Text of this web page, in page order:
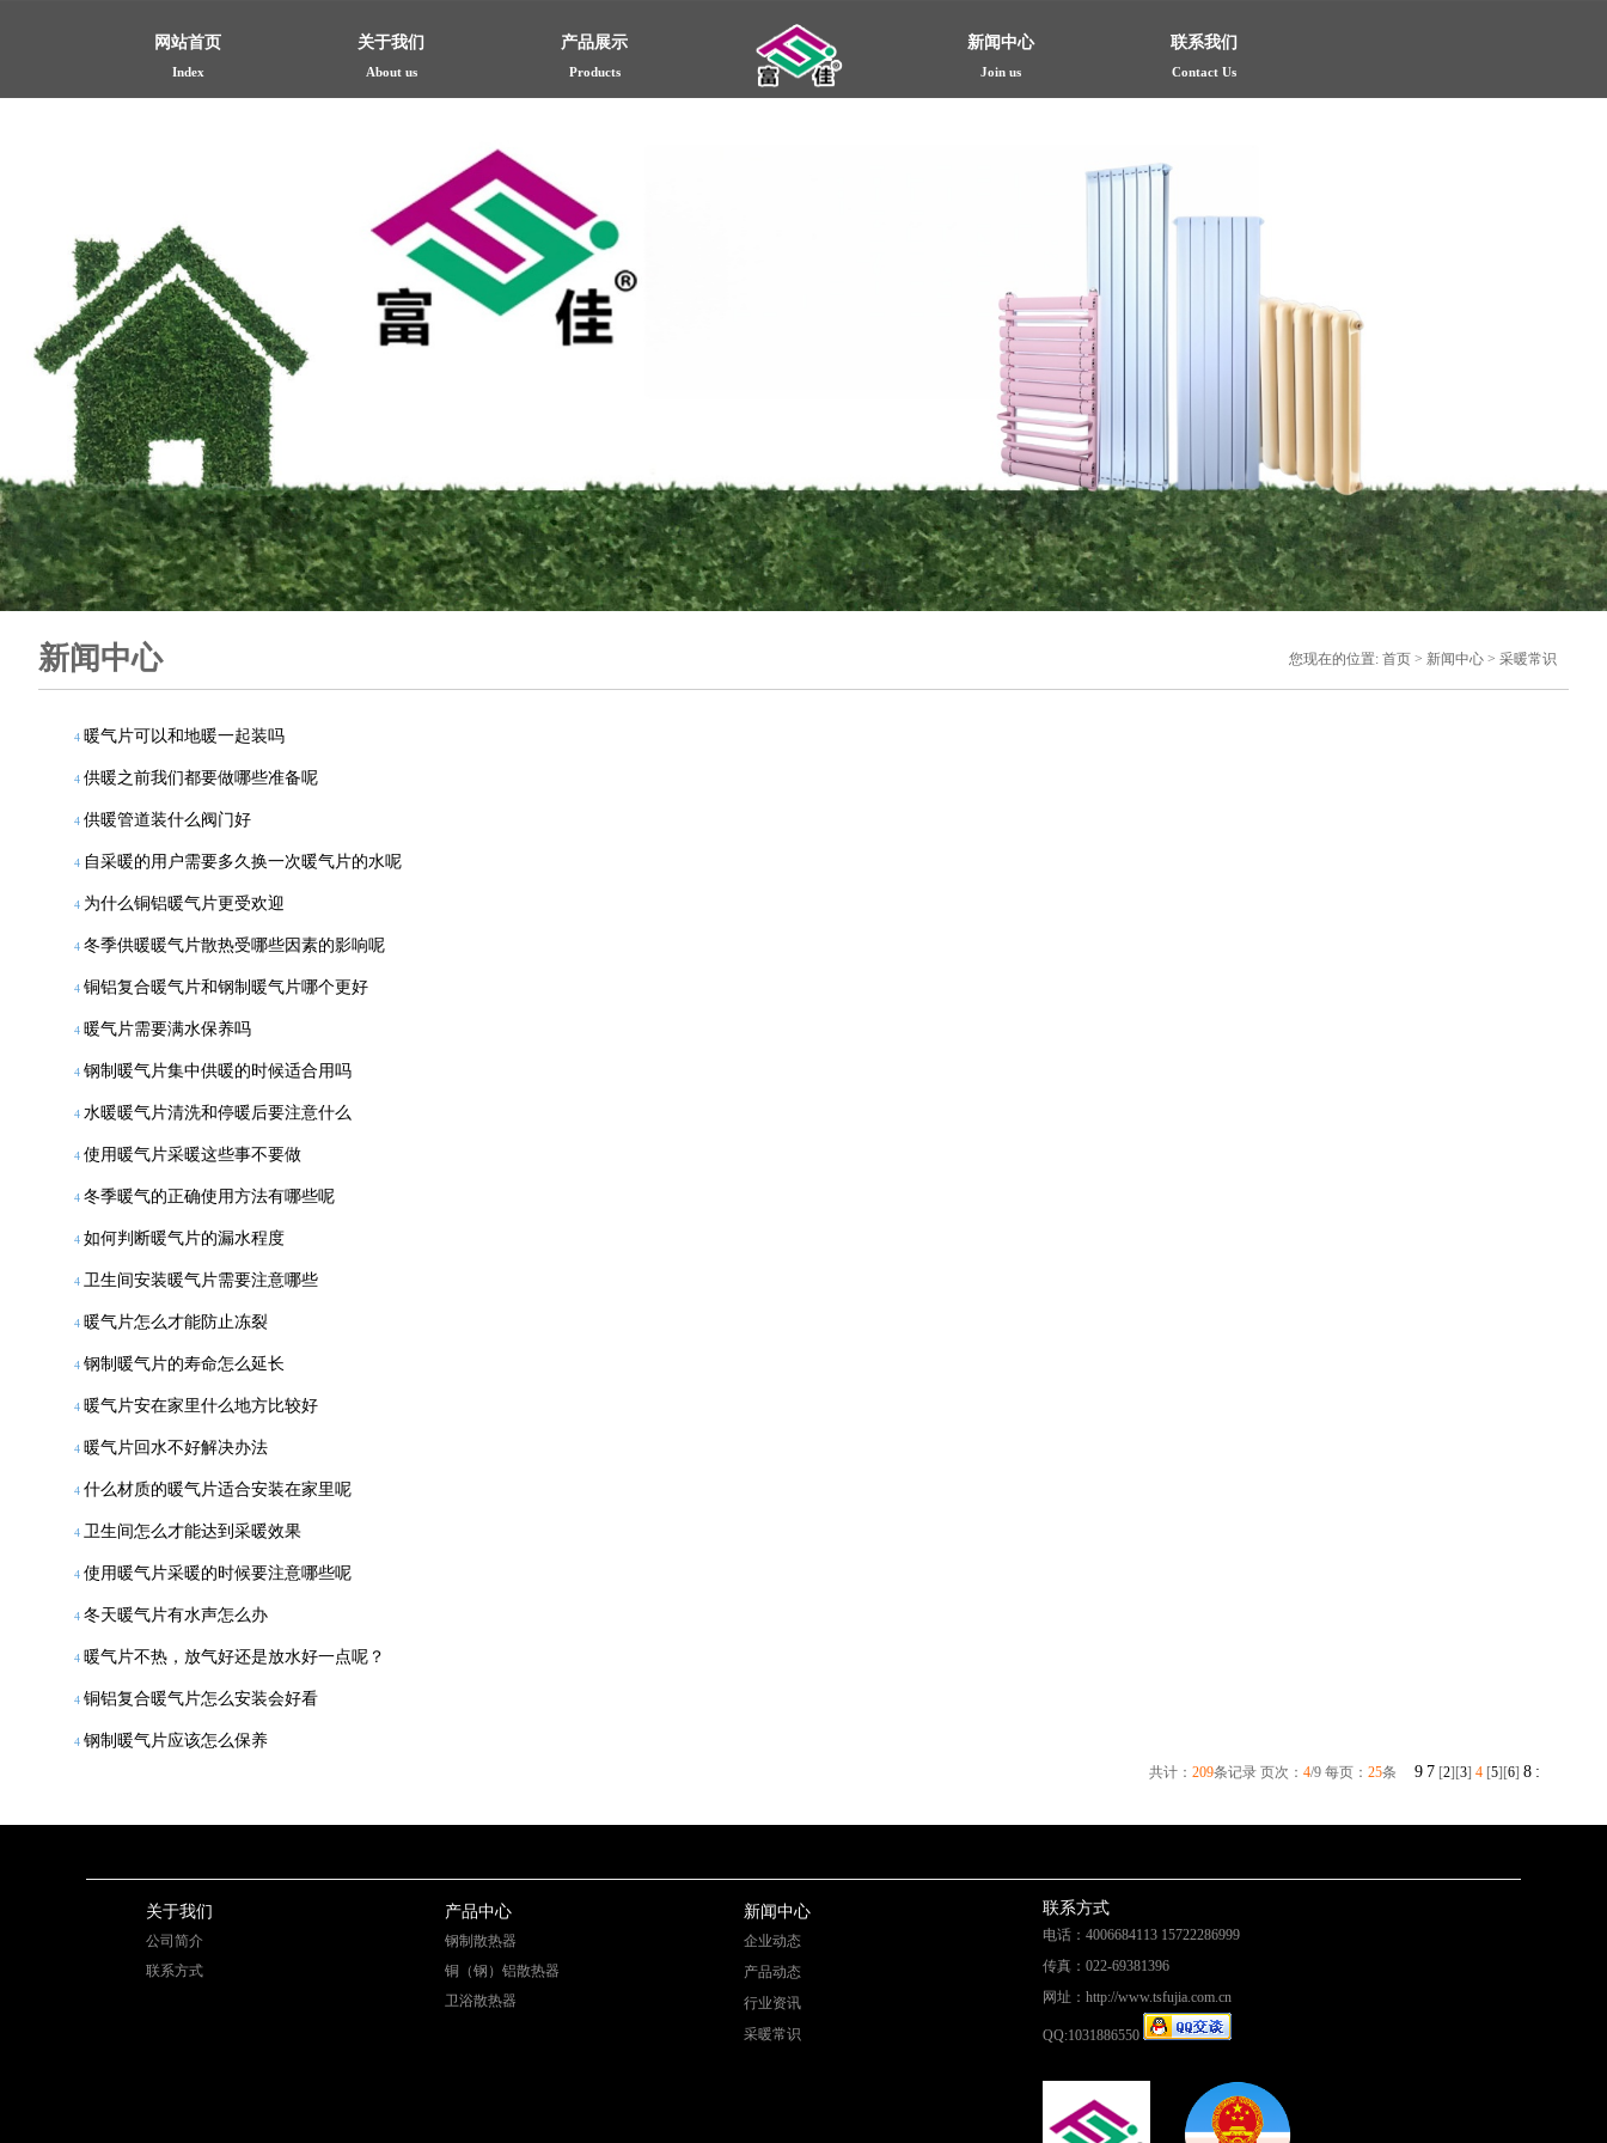
网站首页
Index
关于我们
About us
产品展示
Products
新闻中心
Join us
联系我们
Contact Us
新闻中心 您现在的位置: 首页 > 新闻中心 > 采暖常识
4 暖气片可以和地暖一起装吗
4 供暖之前我们都要做哪些准备呢
4 供暖管道装什么阀门好
4 自采暖的用户需要多久换一次暖气片的水呢
4 为什么铜铝暖气片更受欢迎
4 冬季供暖暖气片散热受哪些因素的影响呢
4 铜铝复合暖气片和钢制暖气片哪个更好
4 暖气片需要满水保养吗
4 钢制暖气片集中供暖的时候适合用吗
4 水暖暖气片清洗和停暖后要注意什么
4 使用暖气片采暖这些事不要做
4 冬季暖气的正确使用方法有哪些呢
4 如何判断暖气片的漏水程度
4 卫生间安装暖气片需要注意哪些
4 暖气片怎么才能防止冻裂
4 钢制暖气片的寿命怎么延长
4 暖气片安在家里什么地方比较好
4 暖气片回水不好解决办法
4 什么材质的暖气片适合安装在家里呢
4 卫生间怎么才能达到采暖效果
4 使用暖气片采暖的时候要注意哪些呢
4 冬天暖气片有水声怎么办
4 暖气片不热，放气好还是放水好一点呢？
4 铜铝复合暖气片怎么安装会好看
4 钢制暖气片应该怎么保养
共计： 209条记录 页次： 4/9 每页： 25条 9 7 [2][3] 4 [5][6] 8 :
关于我们
公司简介
联系方式
产品中心
钢制散热器
铜（钢）铝散热器
卫浴散热器
新闻中心
企业动态
产品动态
行业资讯
采暖常识
联系方式
电话：4006684113 15722286999
传真：022-69381396
网址：http://www.tsfujia.com.cn
QQ:1031886550